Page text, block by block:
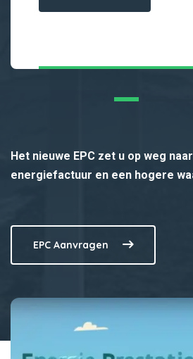
Het nieuwe EPC zet u op weg
energiefactuur en een hogere
EPC Aanvragen